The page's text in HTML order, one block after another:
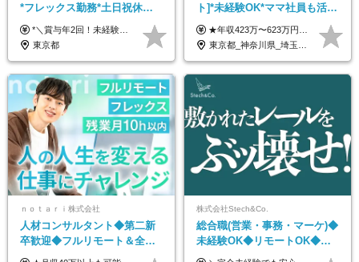
*フレックス勤務*土日祝休み*
月給28万円～*産育休取得実績
あり*年間休日120日
*＼賞与年2回！未経験から月給28万円スタート／* ★昇給年12回あり！随時昇給のチャンス ◆月給28万～40万円＋賞与年2回＋各種インセンティブ ※経験・スキルを考慮の上、決定します ※試用期間6ヶ月間あり（期間中は月給26万円～になります。その他待遇等に差異はありません） ※月給には月35時間分の固定残業代含む（月5万4800円/超過分別途支給） ※ほとんどのメンバーが残業ゼロです！フレックスタイム制のため、自分の生活に合わせて調整できます。 ＼希望性で土曜日出勤あり／ お客様より「土曜日に応募者の対応をしてほしい」という ご要望を受けた際に、応募者対応⇒求職者との メッセージのやり取りなど、対応が発生する場合があります。 ※土曜日に出勤いただく場合は ・2時間稼働：4500円 ・4時間稼働：9000円 の給与が発生。勤務時間が4時間超えることは原則ありません。 短期間で高い給与をGETできるチャンスです♪
東京都
ト]*未経験OK*ママ社員も活躍
中*ブランクOK*全国どこでも
働ける
★年収423万〜623万円のモデルあり（想定時間外手当10時間分含む） ★半年に一度ドカンと支給のボーナスあり（半年に1度最大150万円） 月給25万円〜＋各種手当＋インセンティブ ＊リモートワーク手当（4000円/月） ＊リモートワーク一時金（1万5000円） ＊残業手当全額支給 ※経験・スキルにより月給を決定します ※試用期間：2ヵ月あり。期間中の雇用形態・給与・待遇に変更はありません 《頑張りはインセンティブとして還元！》 当社は5段階の評価制度を導入。 半期に1回の評価で最高ランク（5点）を獲得したメンバーには、 150万円のインセンティブを支給！ これが半年に一度のインセンティブとして支給されるため、 成果を出した分だけまとまった収入を得られる仕組みです。 【固定残業代について】 なし（残業代は、実際の労働時間に応じて別途全額支給）
東京都_神奈川県_埼玉県_千葉県_大阪府_愛知県_北海道_青森県_岩手県_宮城県_秋田県_山形県_福島県_茨城県_栃木県_群馬県_新潟県_山梨県_長野県_富山県_石川県_福井県_静岡県_岐阜県_三重県_兵庫県_京都府_滋賀県_奈良県_和歌山県_広島県_岡山県_鳥取県_島根県_山口県_徳島県_香川県_愛媛県_高知県_福岡県_熊本県_佐賀県_長崎県_大分県_宮崎県_鹿児島県_沖縄県
ｎｏｔａｒｉ株式会社
人材コンサルタント◆第二新
卒歓迎◆フルリモート＆全国
から勤務OK◆残業月10h以内
株式会社Stech&Co.
総合職(営業・事務・マーケ)◆
未経験OK◆リモートOK◆学
歴不問◆20代活躍中！